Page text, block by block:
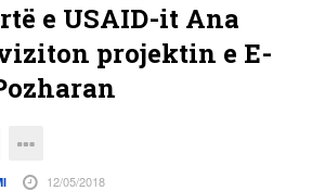
e USAID-it Ana
projektin e E-
12/05/2018